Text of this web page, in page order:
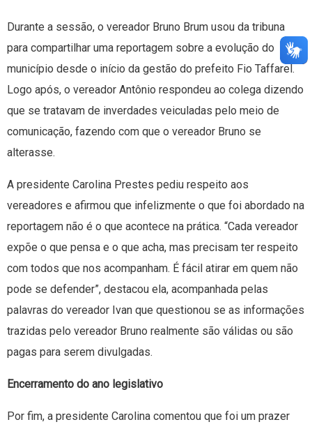
Durante a sessão, o vereador Bruno Brum usou da tribuna
para compartilhar uma reportagem sobre a evolução do
município desde o início da gestão do prefeito Fio Taffarel.
Logo após, o vereador Antônio respondeu ao colega dizendo
que se tratavam de inverdades veiculadas pelo meio de
comunicação, fazendo com que o vereador Bruno se
alterasse.
A presidente Carolina Prestes pediu respeito aos
vereadores e afirmou que infelizmente o que foi abordado na
reportagem não é o que acontece na prática. “Cada vereador
expõe o que pensa e o que acha, mas precisam ter respeito
com todos que nos acompanham. É fácil atirar em quem não
pode se defender”, destacou ela, acompanhada pelas
palavras do vereador Ivan que questionou se as informações
trazidas pelo vereador Bruno realmente são válidas ou são
pagas para serem divulgadas.
Encerramento do ano legislativo
Por fim, a presidente Carolina comentou que foi um prazer